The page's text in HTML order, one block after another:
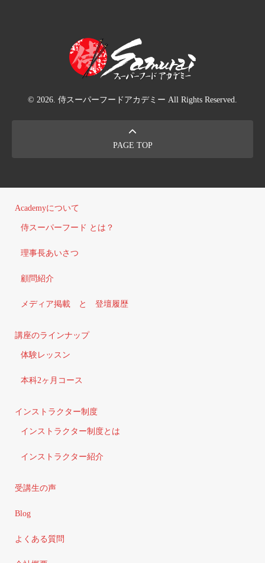
© 2026. 侍スーパーフードアカデミー All Rights Reserved.
PAGE TOP
Academyについて
侍スーパーフード とは？
理事長あいさつ
顧問紹介
メディア掲載 と 登壇履歴
講座のラインナップ
体験レッスン
本科2ヶ月コース
インストラクター制度
インストラクター制度とは
インストラクター紹介
受講生の声
Blog
よくある質問